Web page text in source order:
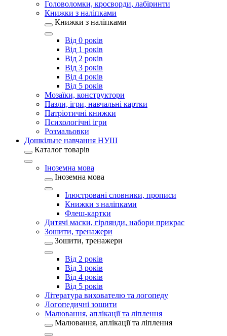
Головоломки, кросворди, лабіринти
Книжки з наліпками
Книжки з наліпками
Від 0 років
Від 1 років
Від 2 років
Від 3 років
Від 4 років
Від 5 років
Мозаїки, конструктори
Пазли, ігри, навчальні картки
Патріотичні книжки
Психологічні ігри
Розмальовки
Дошкільне навчання НУШ
Каталог товарів
Іноземна мова
Іноземна мова
Ілюстровані словники, прописи
Книжки з наліпками
Флеш-картки
Дитячі маски, гірлянди, набори прикрас
Зошити, тренажери
Зошити, тренажери
Від 2 років
Від 3 років
Від 4 років
Від 5 років
Література вихователю та логопеду
Логопедичні зошити
Малювання, аплікації та ліплення
Малювання, аплікації та ліплення